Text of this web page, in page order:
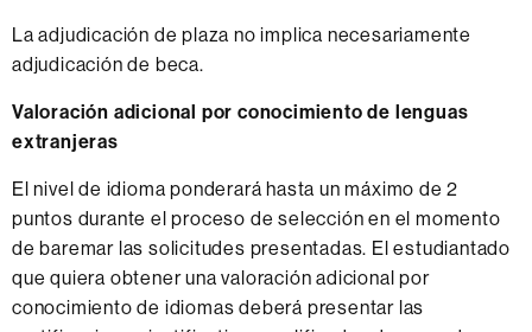
La adjudicación de plaza no implica necesariamente
adjudicación de beca.
Valoración adicional por conocimiento de lenguas
extranjeras
El nivel de idioma ponderará hasta un máximo de 2
puntos durante el proceso de selección en el momento
de baremar las solicitudes presentadas. El estudiantado
que quiera obtener una valoración adicional por
conocimiento de idiomas deberá presentar las